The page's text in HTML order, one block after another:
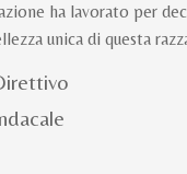
ha lavorato per
unica di questa